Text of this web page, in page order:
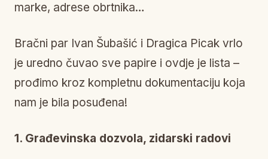
marke, adrese obrtnika…
Bračni par Ivan Šubašić i Dragica Picak vrlo
je uredno čuvao sve papire i ovdje je lista –
prođimo kroz kompletnu dokumentaciju koja
nam je bila posuđena!
1. Građevinska dozvola, zidarski radovi